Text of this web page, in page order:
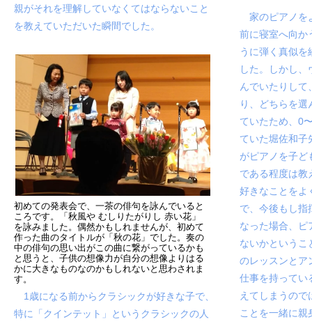
親がそれを理解していなくてはならないこと
を教えていただいた瞬間でした。
初めての発表会で、一茶の俳句を詠んでいると
ころです。「秋風や むしりたがりし 赤い花」
を詠みました。偶然かもしれませんが、初めて
作った曲のタイトルが「秋の花」でした。奏の
中の俳句の思い出がこの曲に繋がっているかも
と思うと、子供の想像力が自分の想像よりはる
かに大きなものなのかもしれないと思わされま
す。
1歳になる前からクラシックが好きな子で、
特に「クインテット」というクラシックの人
家のピアノを
前に寝室へ向か
うに弾く真似
した。しかし
んでいたりし
り、どちらを
ていたため、0
ていた堀佐和子
がピアノを子ど
である程度は教
好きなことをよ
で、今後もし指
なった場合、ピ
ないかというこ
のレッスンとア
仕事を持ってい
えてしまうの
ことを一緒に